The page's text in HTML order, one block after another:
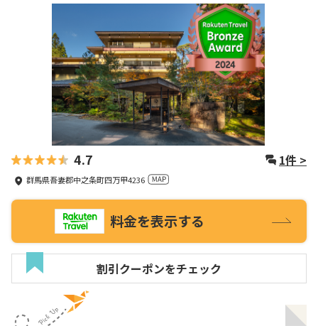
4.7 1件 >
群馬県吾妻郡中之条町四万甲4236
料金を表示する
割引クーポンをチェック